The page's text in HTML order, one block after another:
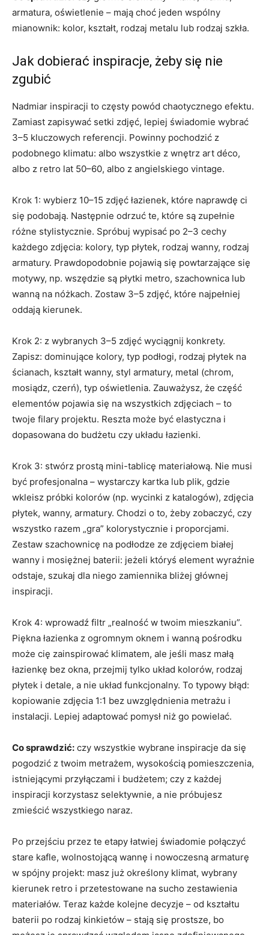
armatura, oświetlenie – mają choć jeden wspólny
mianownik: kolor, kształt, rodzaj metalu lub rodzaj szkła.
Jak dobierać inspiracje, żeby się nie
zgubić
Nadmiar inspiracji to częsty powód chaotycznego efektu.
Zamiast zapisywać setki zdjęć, lepiej świadomie wybrać
3–5 kluczowych referencji. Powinny pochodzić z
podobnego klimatu: albo wszystkie z wnętrz art déco,
albo z retro lat 50–60, albo z angielskiego vintage.
Krok 1: wybierz 10–15 zdjęć łazienek, które naprawdę ci
się podobają. Następnie odrzuć te, które są zupełnie
różne stylistycznie. Spróbuj wypisać po 2–3 cechy
każdego zdjęcia: kolory, typ płytek, rodzaj wanny, rodzaj
armatury. Prawdopodobnie pojawią się powtarzające się
motywy, np. wszędzie są płytki metro, szachownica lub
wanną na nóżkach. Zostaw 3–5 zdjęć, które najpełniej
oddają kierunek.
Krok 2: z wybranych 3–5 zdjęć wyciągnij konkrety.
Zapisz: dominujące kolory, typ podłogi, rodzaj płytek na
ścianach, kształt wanny, styl armatury, metal (chrom,
mosiądz, czerń), typ oświetlenia. Zauważysz, że część
elementów pojawia się na wszystkich zdjęciach – to
twoje filary projektu. Reszta może być elastyczna i
dopasowana do budżetu czy układu łazienki.
Krok 3: stwórz prostą mini-tablicę materiałową. Nie musi
być profesjonalna – wystarczy kartka lub plik, gdzie
wkleisz próbki kolorów (np. wycinki z katalogów), zdjęcia
płytek, wanny, armatury. Chodzi o to, żeby zobaczyć, czy
wszystko razem „gra” kolorystycznie i proporcjami.
Zestaw szachownicę na podłodze ze zdjęciem białej
wanny i mosiężnej baterii: jeżeli któryś element wyraźnie
odstaje, szukaj dla niego zamiennika bliżej głównej
inspiracji.
Krok 4: wprowadź filtr „realność w twoim mieszkaniu”.
Piękna łazienka z ogromnym oknem i wanną pośrodku
może cię zainspirować klimatem, ale jeśli masz małą
łazienkę bez okna, przejmij tylko układ kolorów, rodzaj
płytek i detale, a nie układ funkcjonalny. To typowy błąd:
kopiowanie zdjęcia 1:1 bez uwzględnienia metrażu i
instalacji. Lepiej adaptować pomysł niż go powielać.
Co sprawdzić: czy wszystkie wybrane inspiracje da się
pogodzić z twoim metrażem, wysokością pomieszczenia,
istniejącymi przyłączami i budżetem; czy z każdej
inspiracji korzystasz selektywnie, a nie próbujesz
zmieścić wszystkiego naraz.
Po przejściu przez te etapy łatwiej świadomie połączyć
stare kafle, wolnostojącą wannę i nowoczesną armaturę
w spójny projekt: masz już określony klimat, wybrany
kierunek retro i przetestowane na sucho zestawienia
materiałów. Teraz każde kolejne decyzje – od kształtu
baterii po rodzaj kinkietów – stają się prostsze, bo